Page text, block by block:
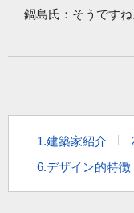
鍋島氏：そうですね
1.建築家紹介
6.デザイン的特徴